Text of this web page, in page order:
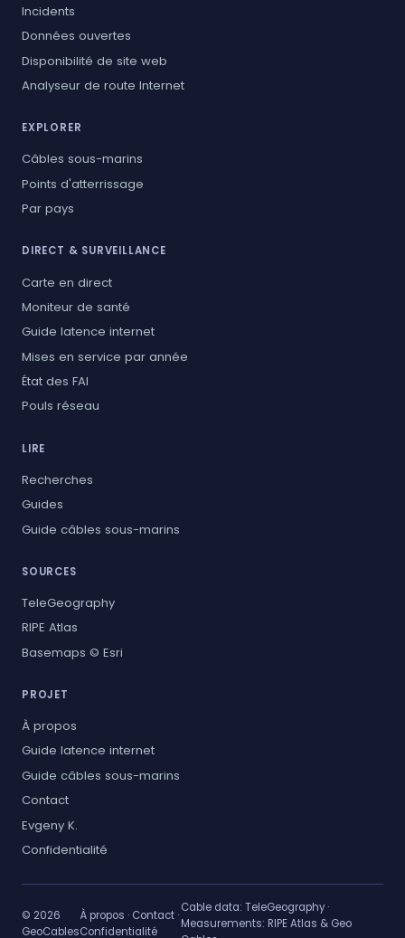
Incidents
Données ouvertes
Disponibilité de site web
Analyseur de route Internet
EXPLORER
Câbles sous-marins
Points d'atterrissage
Par pays
DIRECT & SURVEILLANCE
Carte en direct
Moniteur de santé
Guide latence internet
Mises en service par année
État des FAI
Pouls réseau
LIRE
Recherches
Guides
Guide câbles sous-marins
SOURCES
TeleGeography
RIPE Atlas
Basemaps © Esri
PROJET
À propos
Guide latence internet
Guide câbles sous-marins
Contact
Evgeny K.
Confidentialité
© 2026
GeoCables
À propos · Contact ·
Confidentialité
Cable data: TeleGeography·
Measurements: RIPE Atlas & Geo